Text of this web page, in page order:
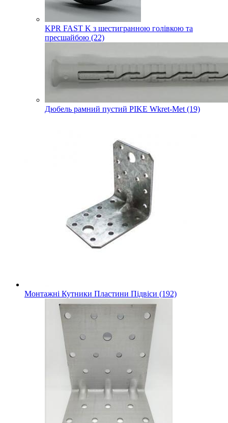
KPR FAST K з шестигранною голівкою та
пресшайбою (22)
Дюбель рамний пустий PIKE Wkret-Met (19)
Монтажні Кутники Пластини Підвіси (192)